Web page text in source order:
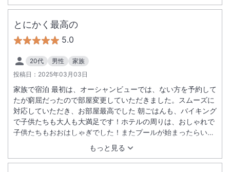
とにかく最高の
5.0
20代 男性
家族
投稿日： 2025年03月03日
もっと見る
家族で宿泊 最初は、オーシャンビューでは、ない方を予約して
たが窮屈だったので部屋変更していただきました。スムーズに
対応していただき、お部屋最高でした 朝ごはんも、バイキング
で子供たちも大人も大満足です！ホテルの周りは、おしゃれで
子供たちもおおはしゃぎでした！またプールが始まったらいき
たい！と子供たちも満喫な様子でした！有難うございます